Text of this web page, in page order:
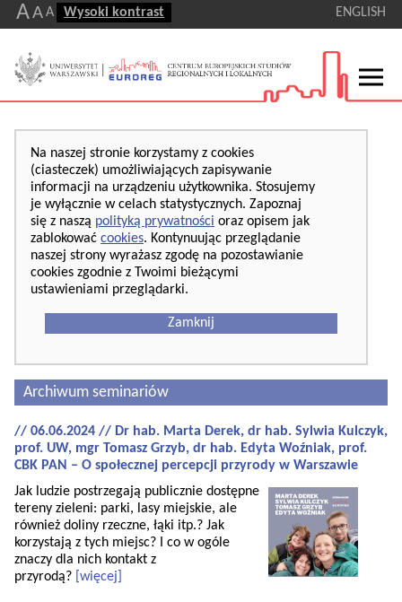
AA A Wysoki kontrast ENGLISH
Na naszej stronie korzystamy z cookies
(ciasteczek) umożliwiających zapisywanie
informacji na urządzeniu użytkownika. Stosujemy
je wyłącznie w celach statystycznych. Zapoznaj
się z naszą polityką prywatności oraz opisem jak
zablokować cookies. Kontynuując przeglądanie
naszej strony wyrażasz zgodę na pozostawianie
cookies zgodnie z Twoimi bieżącymi
ustawieniami przeglądarki.
Zamknij
Archiwum seminariów
// 06.06.2024 // Dr hab. Marta Derek, dr hab. Sylwia Kulczyk,
prof. UW, mgr Tomasz Grzyb, dr hab. Edyta Woźniak, prof.
CBK PAN – O społecznej percepcji przyrody w Warszawie
Jak ludzie postrzegają publicznie dostępne
tereny zieleni: parki, lasy miejskie, ale
również doliny rzeczne, łąki itp.? Jak
korzystają z tych miejsc? I co w ogóle
znaczy dla nich kontakt z
przyrodą? [więcej]